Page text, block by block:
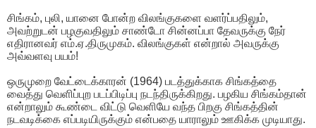
சிங்கம், புலி, யானை போன்ற விலங்குகளை வளர்ப்பதிலும்,
அவற்றுடன் பழகுவதிலும் சாண்டோ சின்னப்பா தேவருக்கு நேர்
எதிரானவர் எம்.ஏ.திருமுகம். விலங்குகள் என்றால் அவருக்கு
அவ்வளவு பயம்!
ஒருமுறை வேட்டைக்காரன் (1964) படத்துக்காக சிங்கத்தை
வைத்து வெளிப்புற படப்பிடிப்பு நடந்திருக்கிறது. பழகிய சிங்கம்தான்
என்றாலும் கூண்டை விட்டு வெளியே வந்த பிறகு சிங்கத்தின்
நடவடிக்கை எப்படியிருக்கும் என்பதை யாராலும் ஊகிக்க முடியாது.